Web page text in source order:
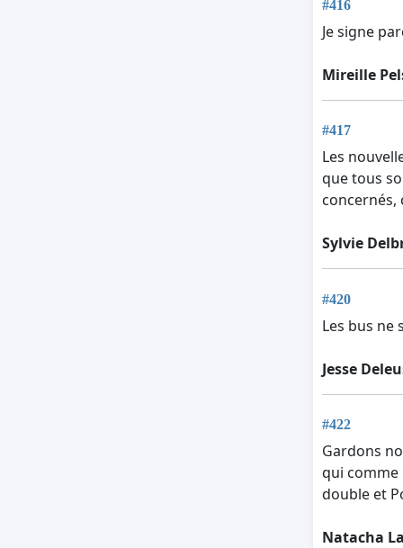
#416
Je signe
Mireille
#417
Les
que tous
concernés,
Sylvie
#420
Les bus ne
Jesse
#422
Gardons
qui comme
double et
Natacha